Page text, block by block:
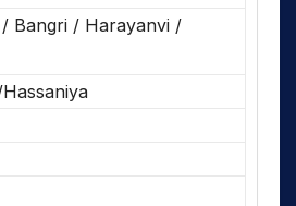
Bangri / Harayanvi /